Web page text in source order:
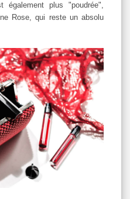
plus "poudrée",
Rose, qui reste un absolu